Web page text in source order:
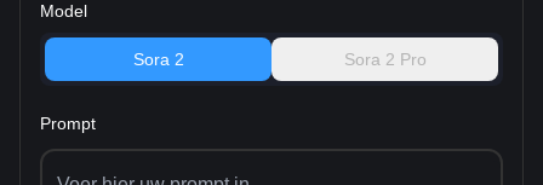
Model
Sora 2 Sora 2 Pro
Prompt